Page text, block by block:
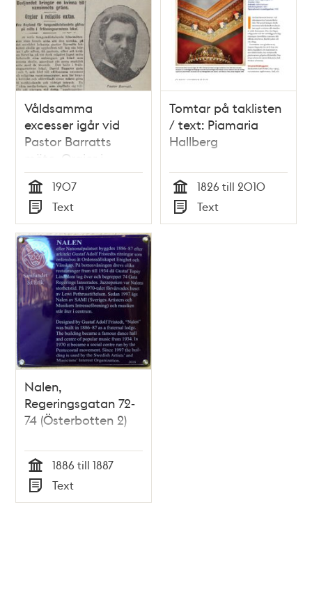
Våldsamma
excesser igår vid
Pastor Barratts
möte. Orgier i
religiös extas -
pressklipp 1907
Tid
1907
Typ
Text
Tomtar på taklisten
/ text: Piamaria
Hallberg
Tid
1826 till 2010
Typ
Text
Nalen,
Regeringsgatan 72-
74 (Österbotten 2)
Tid
1886 till 1887
Typ
Text